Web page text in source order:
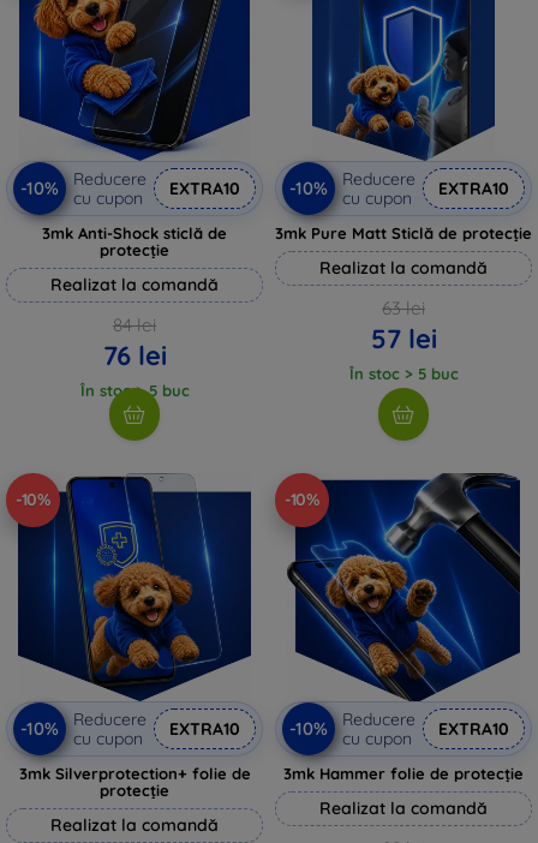
-10%
Reducere
cu cupon
EXTRA10
3mk Anti-Shock sticlă de
protecție
Realizat la comandă
84 lei
76 lei
În stoc > 5 buc
-10%
Reducere
cu cupon
EXTRA10
3mk Pure Matt Sticlă de protecție
Realizat la comandă
63 lei
57 lei
În stoc > 5 buc
-10%
-10%
Reducere
cu cupon
EXTRA10
3mk Silverprotection+ folie de
protecție
Realizat la comandă
-10%
-10%
Reducere
cu cupon
EXTRA10
3mk Hammer folie de protecție
Realizat la comandă